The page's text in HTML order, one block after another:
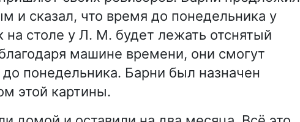
и сказал, что время до понедельника у
на столе у Л. М. будет лежать отснятый
машине времени, они смогут
до понедельника. Барни был назначен
этой картины.